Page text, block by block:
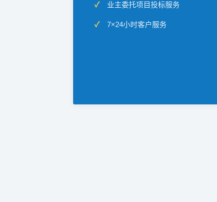
业主委托项目投标服务
7×24小时客户服务